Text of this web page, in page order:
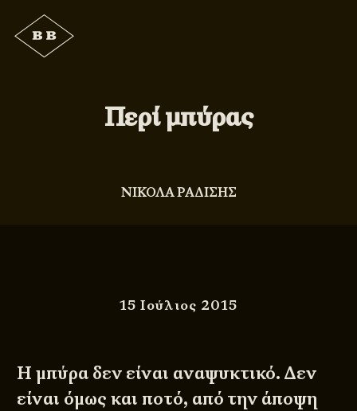
Περί μπύρας
ΝΙΚΟΛΑ ΡΑΔΙΣΗΣ
15 Ιούλιος 2015
Η μπύρα δεν είναι αναψυκτικό. Δεν
είναι όμως και ποτό, από την άποψη